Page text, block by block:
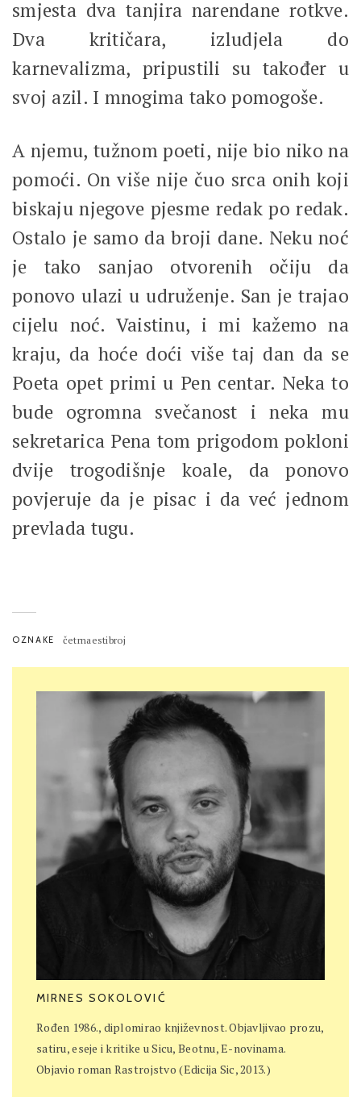
smjesta dva tanjira narendane rotkve.
Dva kritičara, izludjela do
karnevalizma, pripustili su također u
svoj azil. I mnogima tako pomogoše.
A njemu, tužnom poeti, nije bio niko na
pomoći. On više nije čuo srca onih koji
biskaju njegove pjesme redak po redak.
Ostalo je samo da broji dane. Neku noć
je tako sanjao otvorenih očiju da
ponovo ulazi u udruženje. San je trajao
cijelu noć. Vaistinu, i mi kažemo na
kraju, da hoće doći više taj dan da se
Poeta opet primi u Pen centar. Neka to
bude ogromna svečanost i neka mu
sekretarica Pena tom prigodom pokloni
dvije trogodišnje koale, da ponovo
povjeruje da je pisac i da već jednom
prevlada tugu.
OZNAKE četrnaestibroj
MIRNES SOKOLOVIĆ
Rođen 1986., diplomirao književnost. Objavljivao prozu,
satiru, eseje i kritike u Sicu, Beotnu, E-novinama.
Objavio roman Rastrojstvo (Edicija Sic, 2013.)